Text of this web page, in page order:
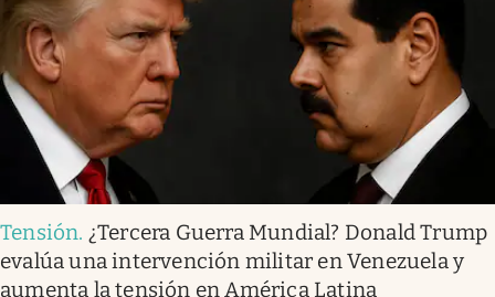
Tensión. ¿Tercera Guerra Mundial? Donald Trump
evalúa una intervención militar en Venezuela y
aumenta la tensión en América Latina